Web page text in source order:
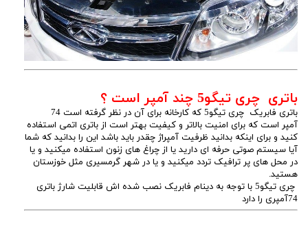
باتری چری تیگو5 چند آمپر است ؟
باتری فابریک چری تیگو5 که کارخانه برای آن در نظر گرفته است 74
آمپر است که برای امنیت بالاتر و کیفیت بهتر است از باتری اتمی استفاده
کنید و برای اینکه بدانید ظرفیت آمپراژ چقدر باید باشد این را بدانید که شما
آیا سیستم صوتی حرفه ای دارید یا از چراغ های زنون استفاده میکنید و یا
در محل های پر ترافیک تردد میکنید و یا در شهر گرمسیری مثل خوزستان
هستید.
چری تیگو5 با توجه به دینام فابریک نصب شده اش قابلیت شارژ باتری
74آمپری را دارد